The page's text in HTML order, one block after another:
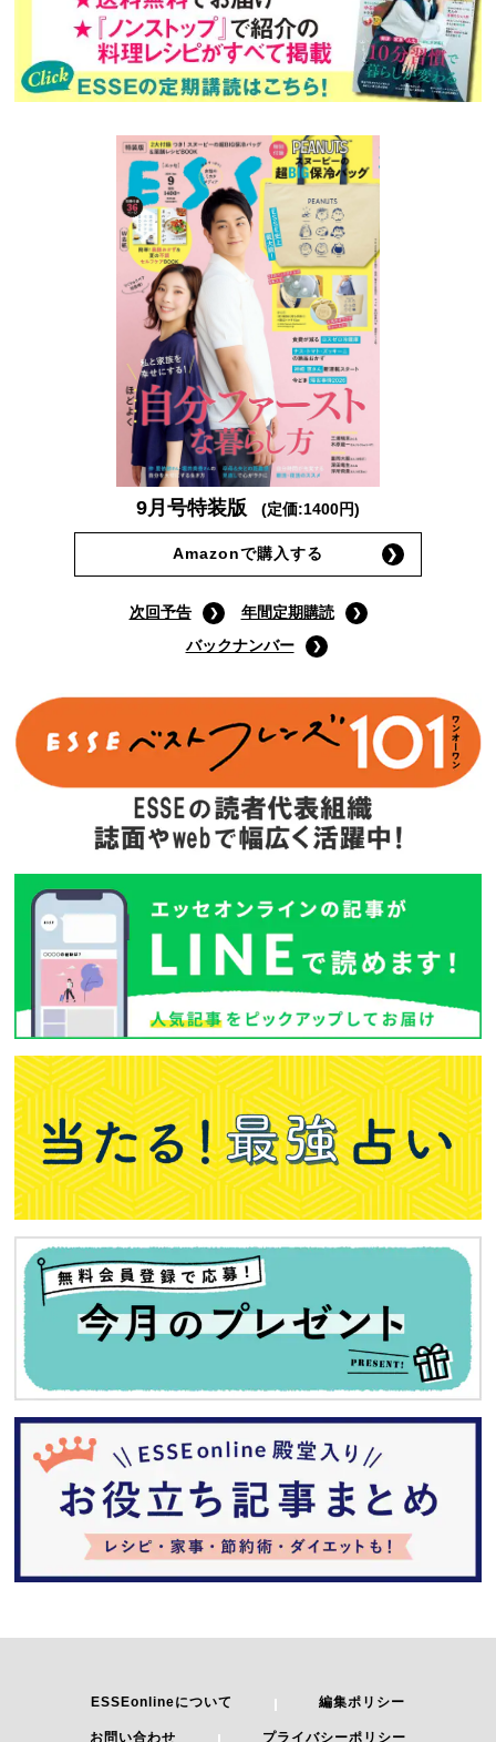
9月号特装版 (定価:1400円)
Amazonで購入する
次回予告
年間定期購読
バックナンバー
ESSEonlineについて 編集ポリシー
お問い合わせ プライバシーポリシー